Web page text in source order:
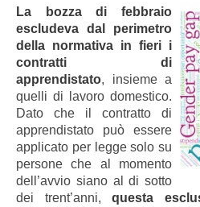
La bozza di febbraio
escludeva dal perimetro
della normativa in fieri i
contratti di
apprendistato, insieme a
quelli di lavoro domestico.
Dato che il contratto di
apprendistato può essere
applicato per legge solo su
persone che al momento
dell’avvio siano al di sotto
dei trent’anni,questa